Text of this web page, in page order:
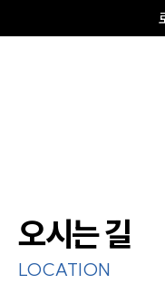
오시는 길
LOCATION